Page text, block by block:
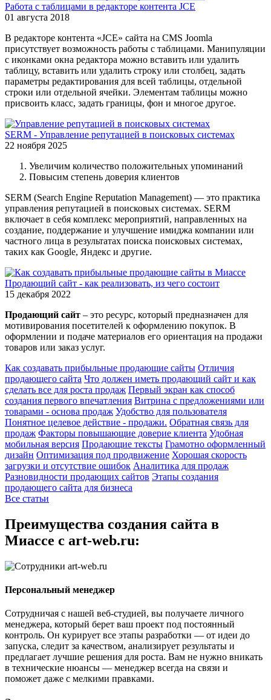
Работа с таблицами в редакторе контента JCE
01 августа 2018
В редакторе контента «JCE» сайта на CMS Joomla
присутствует возможность работы с таблицами. Манипуляции
с иконками окна редактора можно вставить или удалить
таблицу, вставить или удалить строку или столбец, задать
параметры редактирования для всей таблицы, отдельной
строки или отдельной ячейки. Элементам таблицы можно
присвоить класс, задать границы, фон и многое другое.
SERM - Управление репутацией в поисковых системах
22 ноября 2025
Увеличим количество положительных упоминаний
Повысим степень доверия клиентов
SERM (Search Engine Reputation Management) — это практика
управления репутацией в поисковых системах. SERM
включает в себя комплекс мероприятий, направленных на
создание, поддержание и улучшение имиджа компании или
частного лица в результатах поиска поисковых системах,
таких как Google, Яндекс и другие.
Продающий сайт - как реализовать, из чего состоит
15 декабря 2022
Продающий сайт – это ресурс, который предназначен для
мотивирования посетителей к оформлению покупок. В
оформлении и подаче материалов его ориентация на продажи
товаров или заказ услуг.
Как создавать прибыльные продающие сайты Отличия
продающего сайта Что должен иметь продающий сайт и как
сделать все для роста продаж Первый экран как способ
создания первого впечатления Витрина с предложениями или
товарами - основа продаж Удобство для пользователя
Понятное целевое действие - продажи. Обратная связь для
продаж Факторы повышающие доверие клиента Удобная
мобильная версия Продающие тексты Грамотно оформленный
дизайн Оптимизация под продвижение Хорошая скорость
загрузки и отсутствие ошибок Аналитика для продаж
Разновидности продающих сайтов Этапы создания
продающего сайта для бизнеса
Все статьи
Преимущества создания сайта в
Миассе с art-web.ru:
Персональный менеджер
Сотрудничая с нашей веб-студией, вы получаете личного
менеджера, который берет ваш проект под постоянный
контроль. Он курирует все этапы разработки — от идеи до
запуска, следит за качеством, анализирует результаты и
предлагает лучшие решения для роста. Вам не нужно вникать
в технические нюансы — менеджер всегда на связи и
поможет даже с мелкими правками.